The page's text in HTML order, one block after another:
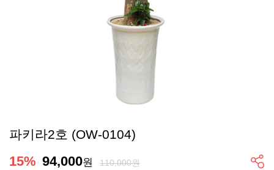
파키라2호 (OW-0104)
15% 94,000원 110,000원